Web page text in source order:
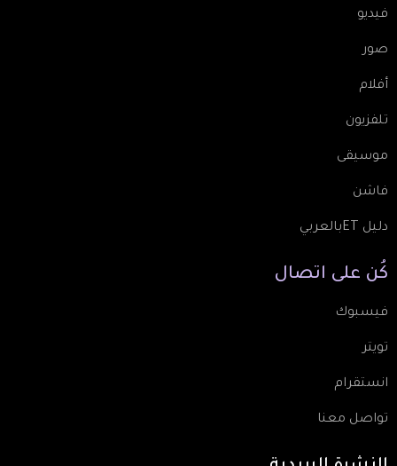
فيديو
صور
أفلام
تلفزيون
موسيقى
فاشن
دليل ETبالعربي
كُن على اتصال
فيسبوك
تويتر
انستقرام
تواصل معنا